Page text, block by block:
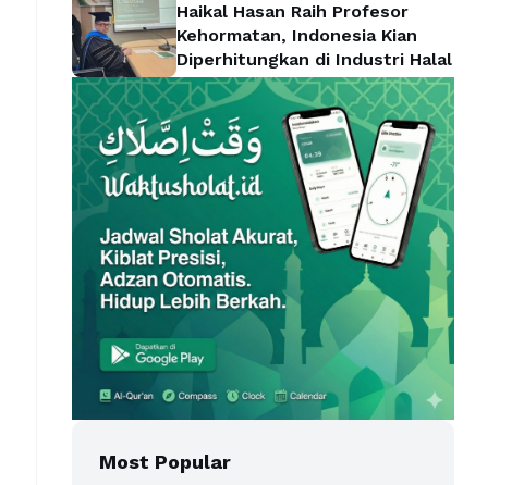
Haikal Hasan Raih Profesor
Kehormatan, Indonesia Kian
Diperhitungkan di Industri Halal
Most Popular